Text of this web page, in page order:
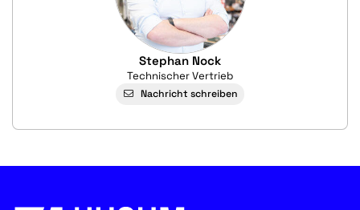
Stephan Nock
Technischer Vertrieb
Nachricht schreiben